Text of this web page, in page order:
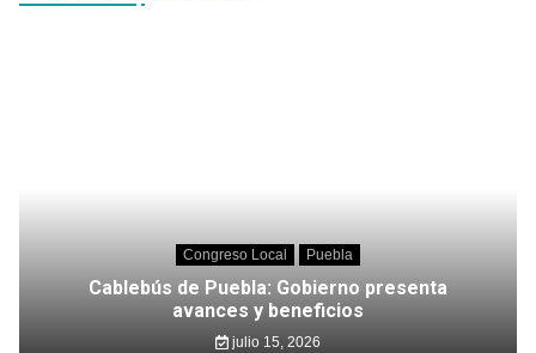
Congreso Local Puebla
Cablebús de Puebla: Gobierno presenta
avances y beneficios
julio 15, 2026